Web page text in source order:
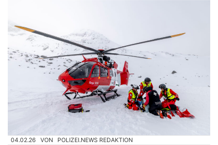
04.02.26 VON POLIZEI.NEWS REDAKTION